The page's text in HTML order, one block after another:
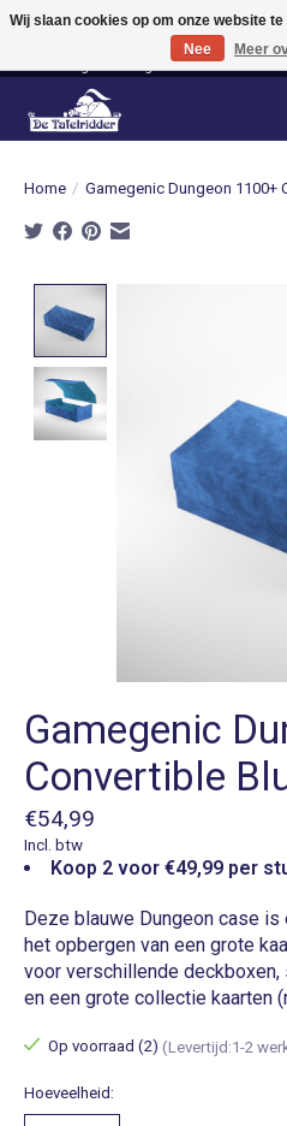
Vanaf 80 euro gratis verzending binnen
verzending naar België en Duitsland!
Home / Gamegenic Dungeon 1100+
Gamegenic
Convertible
€54,99
Incl. btw
Koop 2 voor €49,99 per
Deze blauwe Dungeon case
het opbergen van een grote
voor verschillende
en een grote collectie kaarten
Op voorraad (2) (Levertijd:1-2
Hoeveelheid:
Wij slaan cookies op om onze website
Nee
Meer